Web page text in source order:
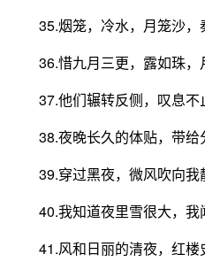
35.烟笼，冷水，月笼沙
36.惜九月三更，露如珠
37.他们辗转反侧，叹息
38.夜晚长久的体贴，带
39.穿过黑夜，微风吹向
40.我知道夜里雪很大，
41.风和日丽的清夜，红